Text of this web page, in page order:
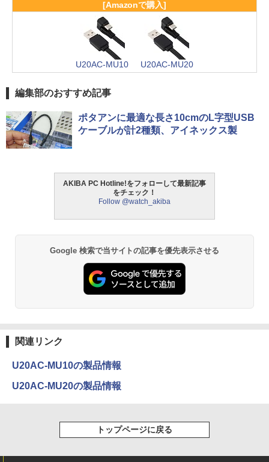
[Amazonで購入]
U20AC-MU10 U20AC-MU20
編集部のおすすめ記事
ポタアンに最適な長さ10cmのL字型USB
ケーブルが計2種類、アイネックス製
AKIBA PC Hotline!をフォローして最新記事
をチェック！
Follow @watch_akiba
Google 検索で当サイトの記事を優先表示させる
関連リンク
U20AC-MU10の製品情報
U20AC-MU20の製品情報
トップページに戻る